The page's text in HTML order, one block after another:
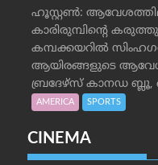
ഹൂസ്റ്റണ്‍:
കാരിരുമ്പിന്റെ
കമ്പക്കയറില്‍
ആയിരങ്ങളുടെ
ബ്രദേഴ്‌സ് കാനഡ
AMERICA SPORTS
CINEMA